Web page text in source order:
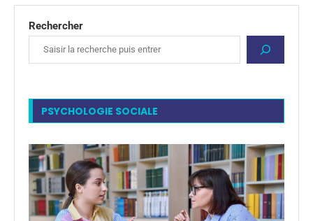
Rechercher
PSYCHOLOGIE SOCIALE